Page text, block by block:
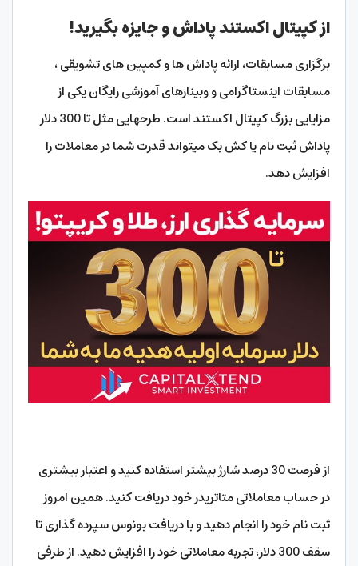
از کپیتال اکستند پاداش و جایزه بگیرید!
برگزاری مسابقات، ارائه پاداش ها و کمپین های تشویقی ،
مسابقات اینستاگرامی و وبینارهای آموزشی رایگان یکی از
مزایایی بزرگ کپیتال اکستند است. طرحهایی مثل تا 300 دلار
پاداش ثبت نام یا کش بک میتواند قدرت شما در معاملات را
افزایش دهد.
از فرصت 30 درصد شارژ بیشتر استفاده کنید و اعتبار بیشتری
در حساب معاملاتی متاتریدر خود دریافت کنید. همین امروز
ثبت نام خود را انجام دهید و با دریافت بونوس سپرده گذاری تا
سقف 300 دلار، تجربه معاملاتی خود را افزایش دهید. از طرفی